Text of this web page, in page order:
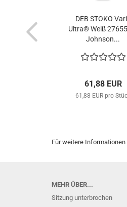
DEB STOKO
Ultra® Weiß
Johnson...
61,88 EUR
61,88 EUR pro
Für weitere
MEHR ÜBER...
Sitzung unterbrochen